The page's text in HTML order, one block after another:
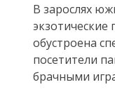
В зарослях
обустроена
посетители
брачными